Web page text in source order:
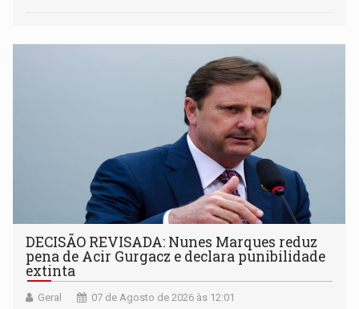
DECISÃO REVISADA: Nunes Marques reduz
pena de Acir Gurgacz e declara punibilidade
extinta
Geral 07 de Agosto de 2026 às 12:01